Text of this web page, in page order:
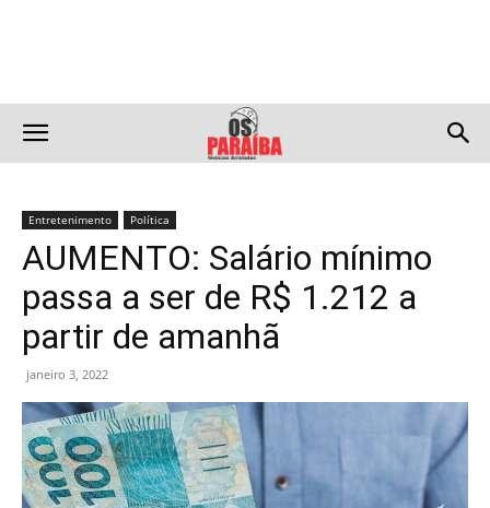
Entretenimento Política
AUMENTO: Salário mínimo
passa a ser de R$ 1.212 a
partir de amanhã
janeiro 3, 2022